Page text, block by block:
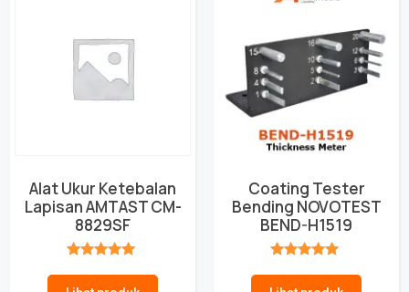
Alat Ukur Ketebalan
Lapisan AMTAST CM-
8829SF
Coating Tester
Bending NOVOTEST
BEND-H1519